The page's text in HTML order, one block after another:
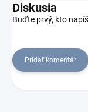
Diskusia
Buďte prvý, kto
Pridať komentár